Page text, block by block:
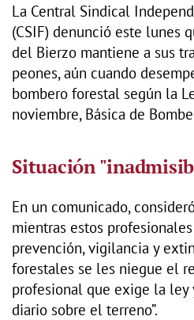
La Central Sindical
(CSIF) denunció este lunes
del Bierzo mantiene a sus
peones, aún cuando
bombero forestal según la
noviembre, Básica de
Situación
En un comunicado,
mientras estos
prevención, vigilancia y
forestales se les niegue el
profesional que exige la ley
diario sobre el terreno”.